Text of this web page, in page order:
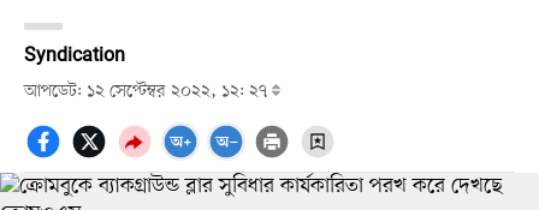
Syndication
আপডেট: ১২ সেপ্টেম্বর ২০২২, ১২: ২৭